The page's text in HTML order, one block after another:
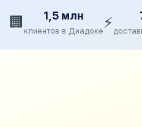
🏢 1,5 млн
клиентов в Диадоке ⚡